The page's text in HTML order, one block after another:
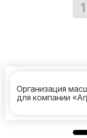
1
Организация
для компании